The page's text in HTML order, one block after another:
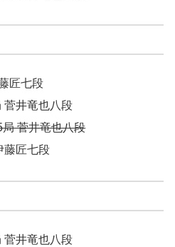
匠七段
井竜也八段
菅井竜也八段
匠七段
井竜也八段